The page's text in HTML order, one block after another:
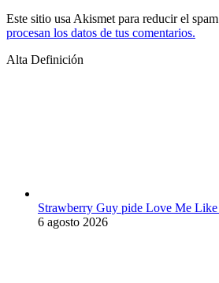
Este sitio usa Akismet para reducir el
procesan los datos de tus comentarios.
Alta Definición
Strawberry Guy pide Love Me
6 agosto 2026